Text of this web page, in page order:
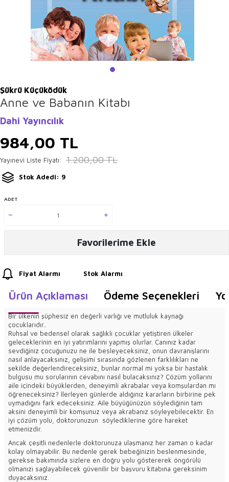
Şükrü Küçüködük
Anne ve Babanın Kitabı
Dahi Yayıncılık
984,00 TL
Yayınevi Liste Fiyatı: 1.200,00TL
Stok Adedi: 9
ADET
Favorilerime Ekle
Fiyat Alarmı Stok Alarmı
Ürün Açıklaması Ödeme Seçenekleri
Bir ülkenin şüphesiz en değerli varlığı ve mutluluk kaynağı
çocuklarıdır..
Ruhsal ve bedensel olarak sağlıklı çocuklar yetiştiren ülkeler
geleceklerinin en iyi yatırımlarını yapmış olurlar. Canınız kadar
sevdiğiniz çocuğunuzu ne ile besleyeceksiniz, onun davranışlarını
nasıl anlayacaksınız, gelişimi sırasında gözlenen farklılıkları ne
şekilde değerlendireceksiniz, bunlar normal mi yoksa bir hastalık
bulgusu mu sorularının cevabını nasıl bulacaksınız? Çözüm yollarını
aile içindeki büyüklerden, deneyimli akrabalar veya komşulardan mı
öğreneceksiniz? İlerleyen günlerde aldığınız kararların birbirine pek
uymadığını fark edeceksiniz. Aile büyüğünüzün söylediğinin tam
aksini deneyimli bir komşunuz veya akrabanız söyleyebilecektir. En
iyi çözüm yolu, doktorunuzun söylediklerine göre hareket
etmenizdir.
Ancak çeşitli nedenlerle doktorunuza ulaşmanız her zaman o kadar
kolay olmayabilir. Bu nedenle gerek bebeğinizin beslenmesinde,
gerekse bakımında sizlere en doğru yolu göstererek öngörülü
olmanızı sağlayabilecek güvenilir bir başvuru kitabına gereksinim
duyacaksınız.